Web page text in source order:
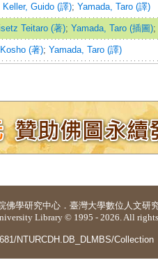
Keller, Guido (譯); Yamada, Taro (譯)
Teitaro (著); Yamada, Taro (插圖);
(著); Yamada, Taro (譯)
佛學研究中心 ． 臺灣大學數位人文研
Library © 1995 - 2026. All rights
NTURCDH.DB_DLMBS/Collection